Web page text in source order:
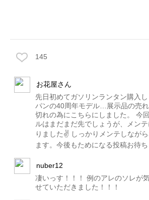
145
お花屋さん
先日初めてガソリンランタン購入
パンの40周年モデル…展示品の売
切れの為にこちらにしました。 今
ルはまだまだ先でしょうが、メン
りました✌️ しっかりメンテしなが
ます。今後もためになる投稿お待
nuber12
凄いっす！！！ 例のアレのソレが
せていただきました！！！